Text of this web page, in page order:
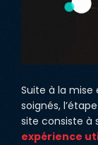
Suite à la mise
soignés,
site consiste à
expérience